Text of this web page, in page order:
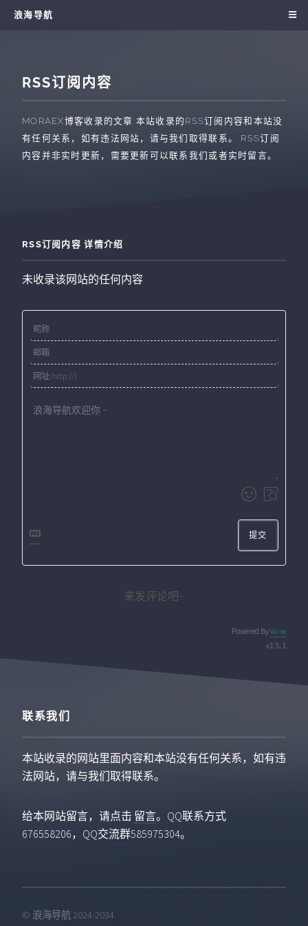
浪海导航
RSS订阅内容
MORAEX博客收录的文章 本站收录的RSS订阅内容和本站没
有任何关系，如有违法网站，请与我们取得联系。 RSS订阅
内容并非实时更新，需要更新可以联系我们或者实时留言。
RSS订阅内容 详情介绍
未收录该网站的任何内容
提交
来发评论吧~
Powered ByValine
v1.5.1
联系我们
本站收录的网站里面内容和本站没有任何关系，如有违
法网站，请与我们取得联系。
给本网站留言，请点击 留言。QQ联系方式
676558206，QQ交流群585975304。
© 浪海导航 2024-2034